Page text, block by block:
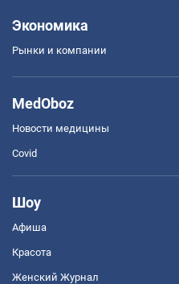
Экономика
Рынки и компании
MedOboz
Новости медицины
Covid
Шоу
Афиша
Красота
Женский Журнал